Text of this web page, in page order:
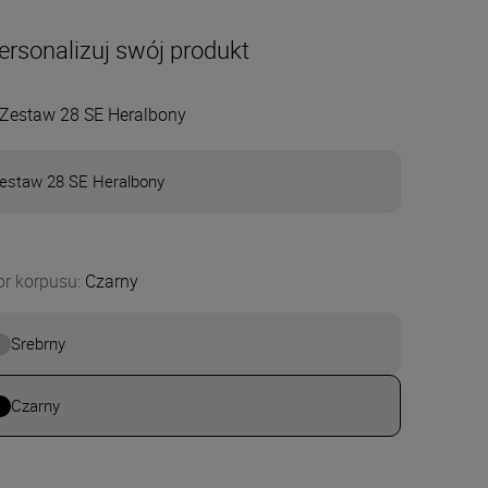
swój produkt
Zestaw 28 SE Heralbony
28 SE Heralbony
korpusu: Czarny
Srebrny
Czarny